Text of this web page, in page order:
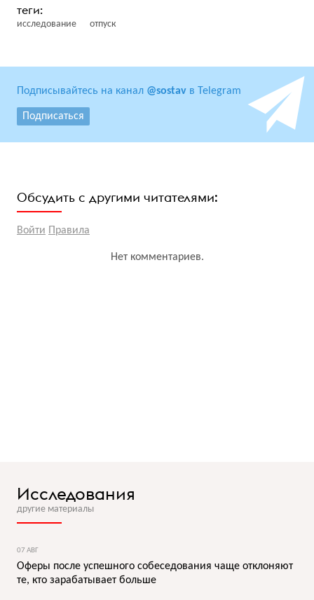
исследование отпуск
Подписывайтесь на канал @sostav в Telegram
Подписаться
Обсудить с другими читателями:
Войти Правила
Нет комментариев.
Исследования
другие материалы
07 АВГ
Оферы после успешного собеседования чаще отклоняют
те, кто зарабатывает больше